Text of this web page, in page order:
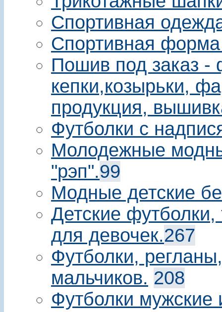
Спортивная
Спортивная
Пошив под заказ -
кепки,козырьки,
продукция,
Футболки с
Молодежные
"рэп".99
Модные детские
Детские
для девочек.267
Футболки,
мальчиков. 208
Футболки мужские